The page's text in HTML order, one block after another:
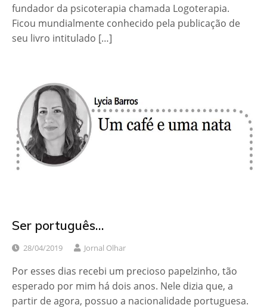
fundador da psicoterapia chamada Logoterapia.
Ficou mundialmente conhecido pela publicação de
seu livro intitulado […]
Ser português…
28/04/2019 Jornal Olhar
Por esses dias recebi um precioso papelzinho, tão
esperado por mim há dois anos. Nele dizia que, a
partir de agora, possuo a nacionalidade portuguesa.